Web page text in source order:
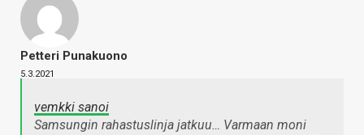
Petteri Punakuono
5.3.2021
vemkki sanoi
Samsungin rahastuslinja jatkuu… Varmaan moni